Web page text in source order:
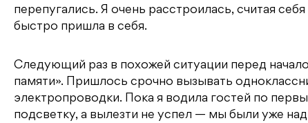
перепугались. Я очень расстроилась, считая
быстро пришла в себя.
Следующий раз в похожей ситуации перед
памяти». Пришлось срочно вызывать
электропроводки. Пока я водила гостей по
подсветку, а вылезти не успел — мы были уже над